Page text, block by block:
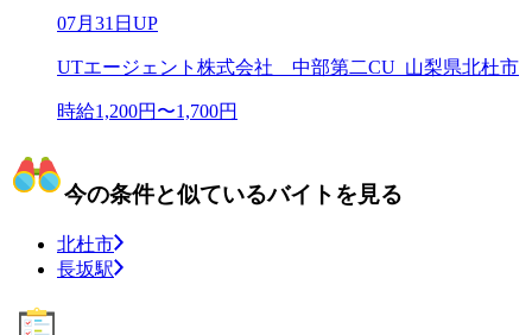
07月31日UP
UTエージェント株式会社 中部第二CU_山梨県北杜市
時給1,200円〜1,700円
今の条件と似ているバイトを見る
北杜市
長坂駅